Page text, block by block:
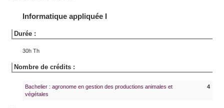
Informatique appliquée I
Durée :
30h Th
Nombre de crédits :
Bachelier : agronome en gestion des productions animales et
végétales
4